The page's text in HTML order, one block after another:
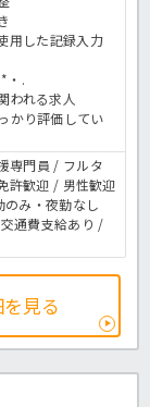
用した記録入力
・.
われる求人
かり評価してい
専門員 / フルタ
許歓迎 / 男性歓迎
み・夜勤なし
通費支給あり /
見る